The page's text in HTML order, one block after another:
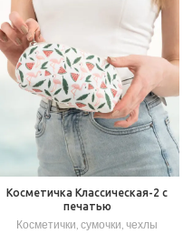
Косметичка Классическая-2 с
печатью
Косметички, сумочки, чехлы